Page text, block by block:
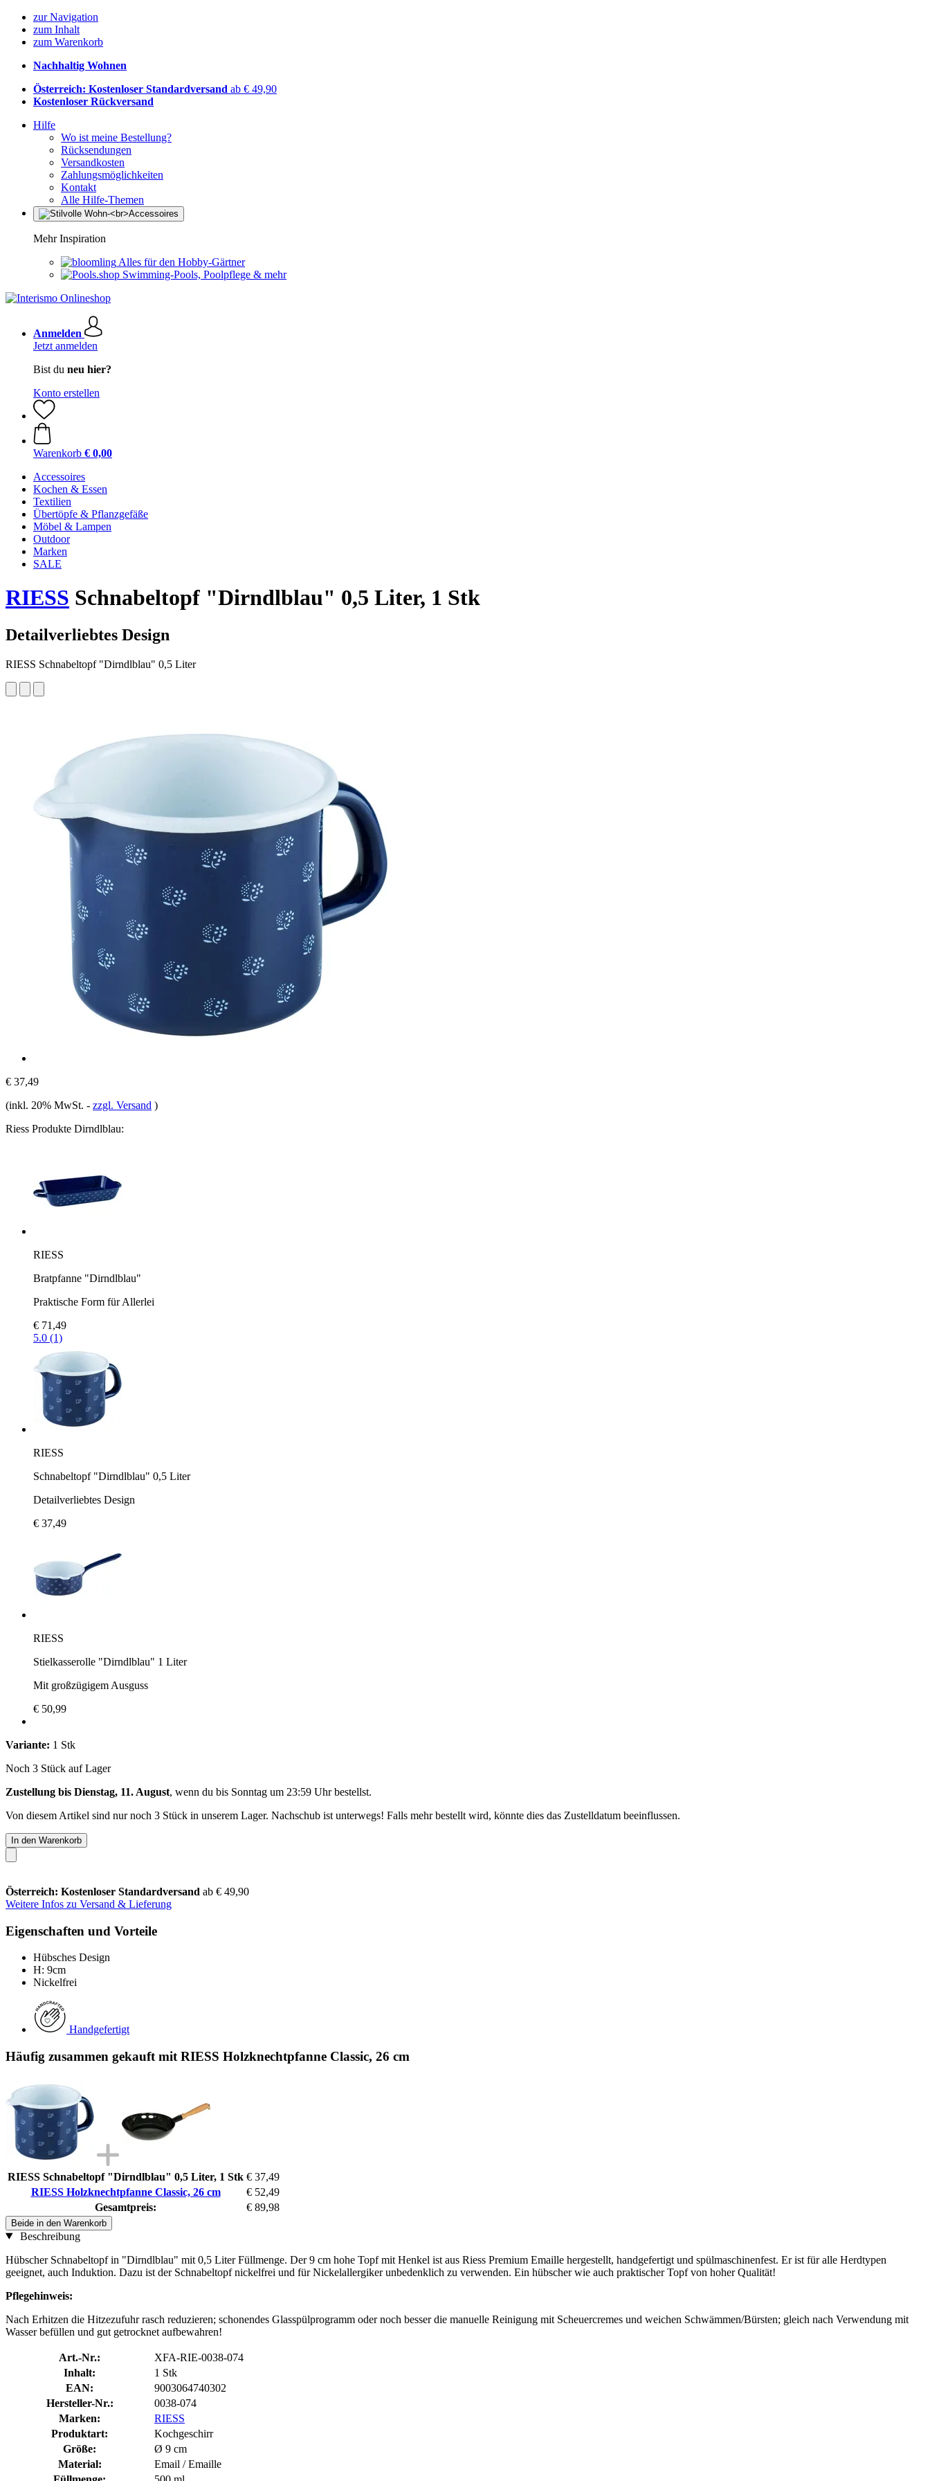
zur Navigation
zum Inhalt
zum Warenkorb
Nachhaltig Wohnen
Österreich: Kostenloser Standardversand ab € 49,90
Kostenloser Rückversand
Hilfe
Wo ist meine Bestellung?
Rücksendungen
Versandkosten
Zahlungsmöglichkeiten
Kontakt
Alle Hilfe-Themen
Mehr Inspiration
Alles für den Hobby-Gärtner
Swimming-Pools, Poolpflege & mehr
Anmelden
Jetzt anmelden
Bist du neu hier?
Konto erstellen
Warenkorb € 0,00
Accessoires
Kochen & Essen
Textilien
Übertöpfe & Pflanzgefäße
Möbel & Lampen
Outdoor
Marken
SALE
RIESS Schnabeltopf "Dirndlblau" 0,5 Liter, 1 Stk
Detailverliebtes Design
RIESS Schnabeltopf "Dirndlblau" 0,5 Liter
€ 37,49
(inkl. 20% MwSt. - zzgl. Versand )
Riess Produkte Dirndlblau:
RIESS
Bratpfanne "Dirndlblau"
Praktische Form für Allerlei
€ 71,49
5.0 (1)
RIESS
Schnabeltopf "Dirndlblau" 0,5 Liter
Detailverliebtes Design
€ 37,49
RIESS
Stielkasserolle "Dirndlblau" 1 Liter
Mit großzügigem Ausguss
€ 50,99
Variante: 1 Stk
Noch 3 Stück auf Lager
Zustellung bis Dienstag, 11. August, wenn du bis Sonntag um 23:59 Uhrbestellst.
Von diesem Artikel sind nur noch 3 Stück in unserem Lager. Nachschub ist unterwegs! Falls mehr bestellt wird, könnte dies das Zustelldatum beeinflussen.
In den Warenkorb
Österreich: Kostenloser Standardversand ab € 49,90
Weitere Infos zu Versand & Lieferung
Eigenschaften und Vorteile
Hübsches Design
H: 9cm
Nickelfrei
Handgefertigt
Häufig zusammen gekauft mit RIESS Holzknechtpfanne Classic, 26 cm
RIESS Schnabeltopf "Dirndlblau" 0,5 Liter, 1 Stk € 37,49
RIESS Holzknechtpfanne Classic, 26 cm
€ 52,49
Gesamtpreis:
€ 89,98
Beide in den Warenkorb
Beschreibung
Hübscher Schnabeltopf in "Dirndlblau" mit 0,5 Liter Füllmenge. Der 9 cm hohe Topf mit Henkel ist aus Riess Premium Emaille hergestellt, handgefertigt und spülmaschinenfest. Er ist für alle Herdtypen
geeignet, auch Induktion. Dazu ist der Schnabeltopf nickelfrei und für Nickelallergiker unbedenklich zu verwenden. Ein hübscher wie auch praktischer Topf von hoher Qualität!
Pflegehinweis:
Nach Erhitzen die Hitzezufuhr rasch reduzieren; schonendes Glasspülprogramm oder noch besser die manuelle Reinigung mit Scheuercremes und weichen Schwämmen/Bürsten; gleich nach Verwendung mit
Wasser befüllen und gut getrocknet aufbewahren!
Art.-Nr.:
XFA-RIE-0038-074
Inhalt:
1 Stk
EAN:
9003064740302
Hersteller-Nr.:
0038-074
Marken:
RIESS
Produktart:
Kochgeschirr
Größe:
Ø 9 cm
Material:
Email / Emaille